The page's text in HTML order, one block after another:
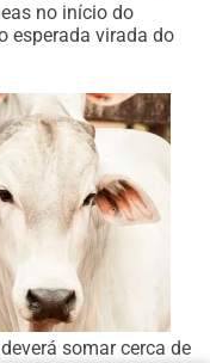
no início do
esperada virada do
somar cerca de